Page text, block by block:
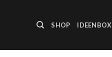
SHOP IDEENBOX